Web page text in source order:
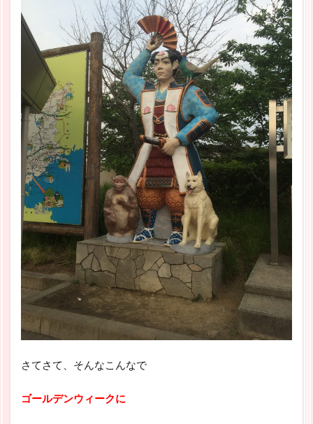
さてさて、そんなこんなで
ゴールデンウィークに